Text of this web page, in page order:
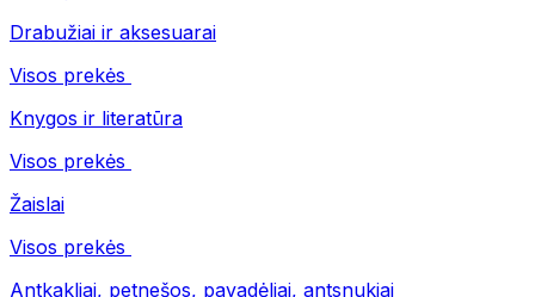
Drabužiai ir aksesuarai
Visos prekės
Knygos ir literatūra
Visos prekės
Žaislai
Visos prekės
Antkakliai, petnešos, pavadėliai, antsnukiai